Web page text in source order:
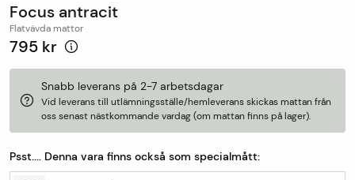
Focus antracit
Flatvävda mattor
795 kr
Snabb leverans på 2-7 arbetsdagar
Vid leverans till utlämningsställe/hemleverans skickas mattan från
oss senast nästkommande vardag (om mattan finns på lager).
Psst.... Denna vara finns också som specialmått: